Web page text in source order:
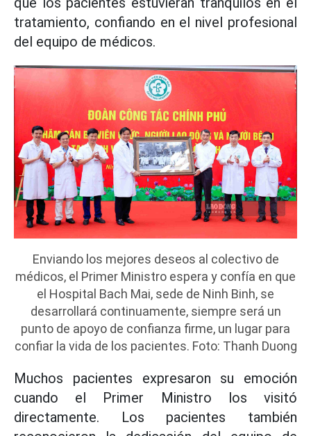
tratamiento, confiando en el nivel profesional
del equipo de médicos.
Enviando los mejores deseos al colectivo de
médicos, el Primer Ministro espera y confía en que
el Hospital Bach Mai, sede de Ninh Binh, se
desarrollará continuamente, siempre será un
punto de apoyo de confianza firme, un lugar para
confiar la vida de los pacientes. Foto: Thanh Duong
Muchos pacientes expresaron su emoción
cuando el Primer Ministro los visitó
directamente. Los pacientes también